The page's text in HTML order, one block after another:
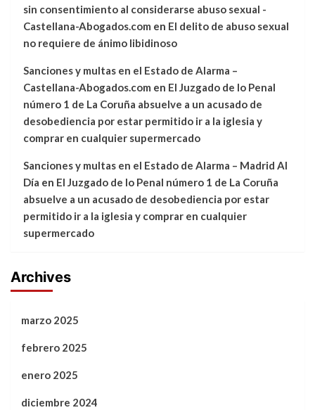
sin consentimiento al considerarse abuso sexual -
Castellana-Abogados.com en El delito de abuso sexual
no requiere de ánimo libidinoso
Sanciones y multas en el Estado de Alarma –
Castellana-Abogados.com en El Juzgado de lo Penal
número 1 de La Coruña absuelve a un acusado de
desobediencia por estar permitido ir a la iglesia y
comprar en cualquier supermercado
Sanciones y multas en el Estado de Alarma – Madrid Al
Día en El Juzgado de lo Penal número 1 de La Coruña
absuelve a un acusado de desobediencia por estar
permitido ir a la iglesia y comprar en cualquier
supermercado
Archives
marzo 2025
febrero 2025
enero 2025
diciembre 2024